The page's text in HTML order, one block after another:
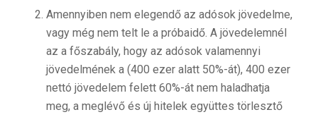
Amennyiben nem elegendő az adósok jövedelme,
vagy még nem telt le a próbaidő. A jövedelemnél
az a főszabály, hogy az adósok valamennyi
jövedelmének a (400 ezer alatt 50%-át), 400 ezer
nettó jövedelem felett 60%-át nem haladhatja
meg, a meglévő és új hitelek együttes törlesztő